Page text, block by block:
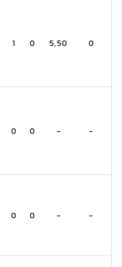
1 0 5,50 0
0 0 - -
0 0 - -